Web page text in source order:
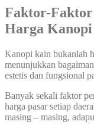
Faktor-Faktor
Harga
Kanopi kain bukanlah
menunjukkan
estetis dan fungsional
Banyak sekali faktor
harga pasar setiap
masing – masing,